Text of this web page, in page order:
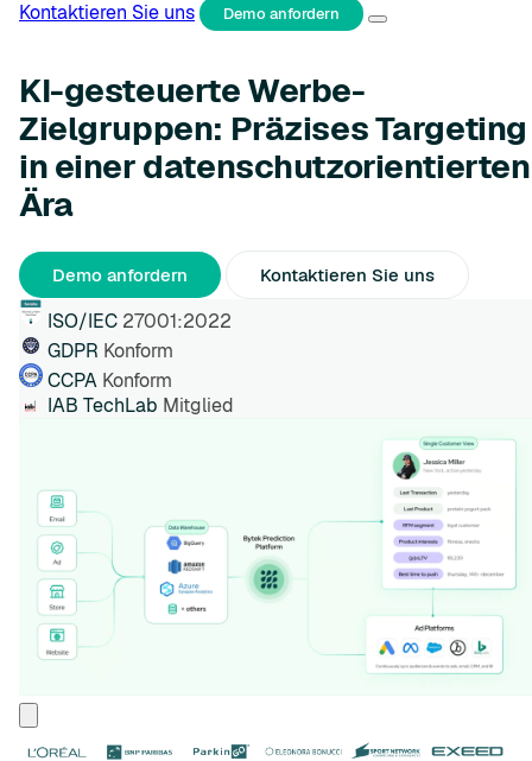
Kontaktieren Sie uns Demo anfordern
KI-gesteuerte Werbe-
Zielgruppen: Präzises Targeting
in einer datenschutzorientierten
Ära
Demo anfordern Kontaktieren Sie uns
ISO/IEC 27001:2022
GDPR Konform
CCPA Konform
IAB TechLab Mitglied